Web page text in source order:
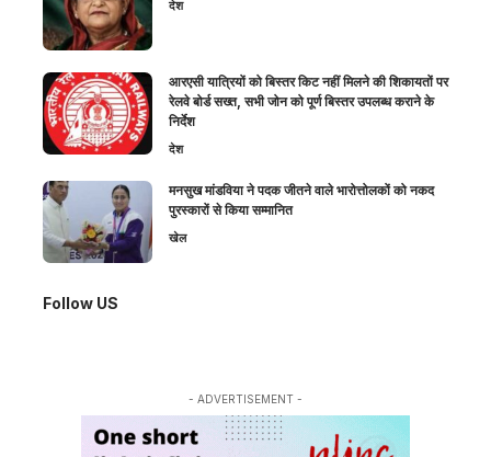
देश
आरएसी यात्रियों को बिस्तर किट नहीं मिलने की शिकायतों पर
रेलवे बोर्ड सख्त, सभी जोन को पूर्ण बिस्तर उपलब्ध कराने के
निर्देश
देश
मनसुख मांडविया ने पदक जीतने वाले भारोत्तोलकों को नकद
पुरस्कारों से किया सम्मानित
खेल
Follow US
- ADVERTISEMENT -